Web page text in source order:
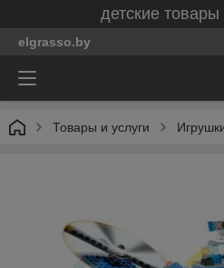
детские товары
elgrasso.by
Товары и услуги